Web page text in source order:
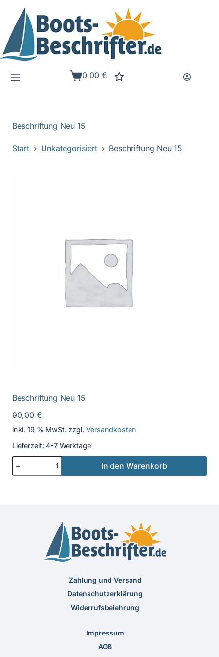
Inhalt
springen
Warenkorb
0,00€
Beschriftung Neu 15
Start Unkategorisiert Beschriftung Neu 15
Beschriftung Neu 15
90,00 €
inkl. 19 % MwSt. zzgl. Versandkosten
Lieferzeit: 4-7 Werktage
Neu
In den Warenkorb
Zahlung und Versand
Datenschutzerklärung
Widerrufsbelehrung
Impressum
AGB